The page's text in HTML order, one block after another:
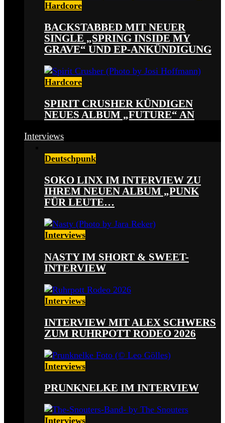
Hardcore
BACKSTABBED MIT NEUER
SINGLE „SPRING INSIDE MY
GRAVE“ UND EP-ANKÜNDIGUNG
Hardcore
SPIRIT CRUSHER KÜNDIGEN
NEUES ALBUM „FUTURE“ AN
Interviews
Deutschpunk
SOKO LINX IM INTERVIEW ZU
IHREM NEUEN ALBUM „PUNK
FÜR LEUTE…
Interviews
NASTY IM SHORT & SWEET-
INTERVIEW
Interviews
INTERVIEW MIT ALEX SCHWERS
ZUM RUHRPOTT RODEO 2026
Interviews
PRUNKNELKE IM INTERVIEW
Interviews